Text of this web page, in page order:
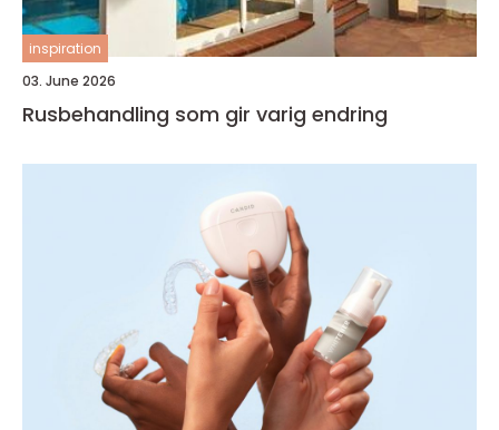
inspiration
03. June 2026
Rusbehandling som gir varig endring